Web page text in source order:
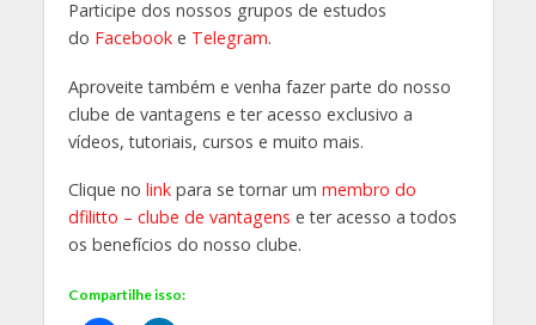
Participe dos nossos grupos de estudos
do Facebooke Telegram.
Aproveite também e venha fazer parte do nosso
clube de vantagens e ter acesso exclusivo a
vídeos, tutoriais, cursos e muito mais.
Clique no linkpara se tornar um membro do
dfilitto – clube de vantagens e ter acesso a todos
os benefícios do nosso clube.
Compartilhe isso: